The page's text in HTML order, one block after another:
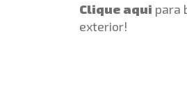
Clique aqui para
exterior!